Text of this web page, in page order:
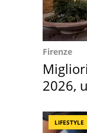
Firenze
2026,
LIFESTYLE